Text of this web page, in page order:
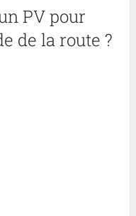
PV pour
de la route ?